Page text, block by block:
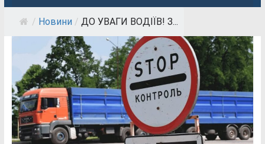
/ Новини / ДО УВАГИ ВОДІЇВ! З...